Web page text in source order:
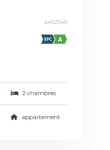
4412545
2 chambres
appartement